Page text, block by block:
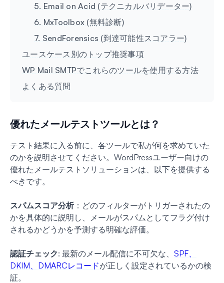
5. Email on Acid (テクニカルバリデーター)
6. MxToolbox (無料診断)
7. SendForensics (到達可能性スコアラー)
ユースケース別のトップ推奨事項
WP Mail SMTPでこれらのツールを使用する方法
よくある質問
優れたメールテストツールとは？
テスト結果に入る前に、各ツールで私が何を求めていた
のかを説明させてください。WordPressユーザー向けの
優れたメールテストソリューションは、以下を提供する
べきです。
スパムスコア分析：どのフィルターがトリガーされたの
かを具体的に説明し、メールがスパムとしてフラグ付け
されるかどうかを予測する明確な評価。
認証チェック: 最新のメール配信に不可欠な、 SPF、
DKIM、DMARCレコードが正しく設定されているかの検
証。